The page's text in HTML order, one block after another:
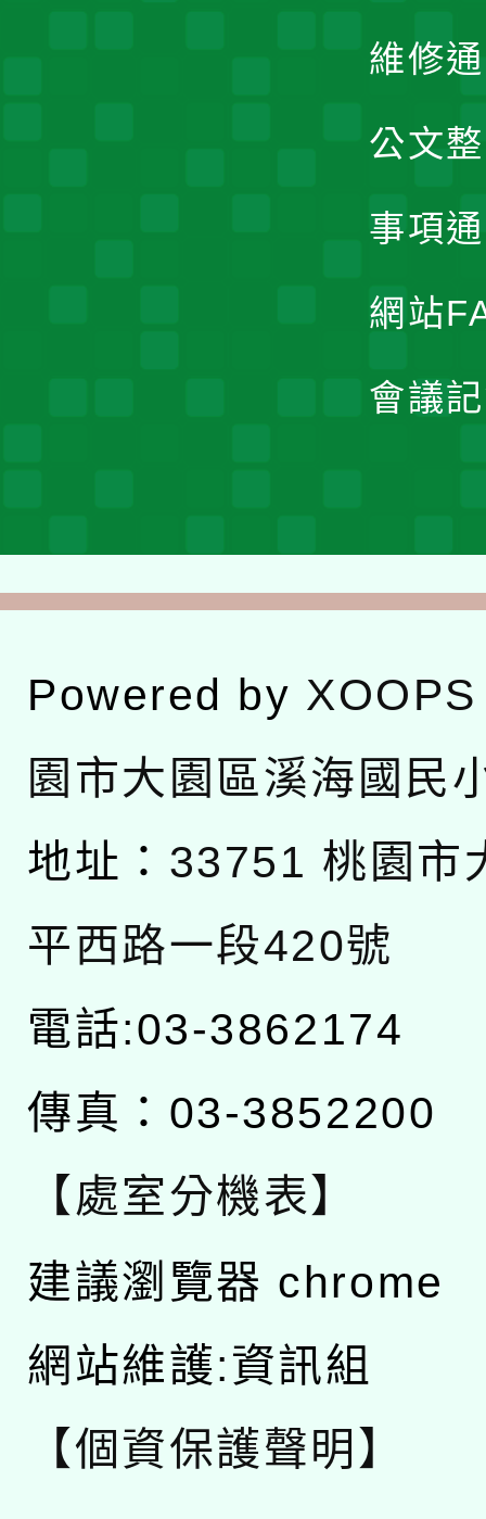
維修
公文
事項
網站
會議
Powered by XOOPS
園市大園區溪海國民
地址： 33751 桃園市
平西路一段420號
電話:03-3862174
傳真：03-3852200
【處室分機表】
建議瀏覽器 chrome
網站維護:資訊組
【個資保護聲明】